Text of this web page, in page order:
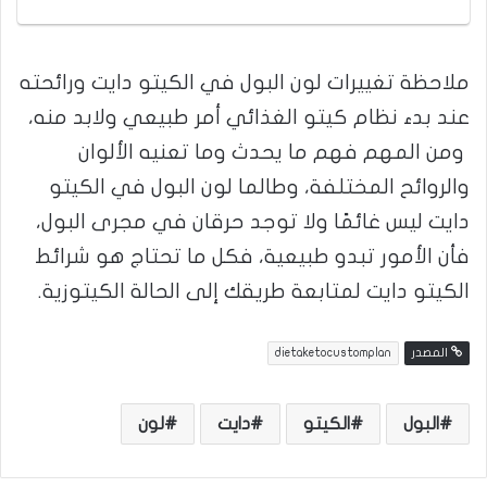
ملاحظة تغييرات لون البول في الكيتو دايت ورائحته
عند بدء نظام كيتو الغذائي أمر طبيعي ولابد منه،
ومن المهم فهم ما يحدث وما تعنيه الألوان
والروائح المختلفة، وطالما لون البول في الكيتو
دايت ليس غائمًا ولا توجد حرقان في مجرى البول،
فأن الأمور تبدو طبيعية، فكل ما تحتاج هو شرائط
الكيتو دايت لمتابعة طريقك إلى الحالة الكيتوزية.
المصدر dietaketocustomplan
البول الكيتو دايت لون